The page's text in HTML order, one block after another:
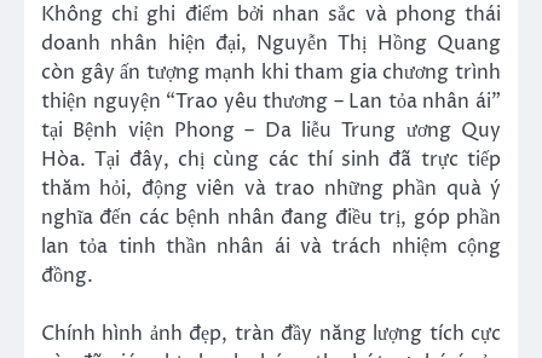
Không chỉ ghi điểm bởi nhan sắc và phong thái
doanh nhân hiện đại, Nguyễn Thị Hồng Quang
còn gây ấn tượng mạnh khi tham gia chương trình
thiện nguyện “Trao yêu thương – Lan tỏa nhân ái”
tại Bệnh viện Phong – Da liễu Trung ương Quy
Hòa. Tại đây, chị cùng các thí sinh đã trực tiếp
thăm hỏi, động viên và trao những phần quà ý
nghĩa đến các bệnh nhân đang điều trị, góp phần
lan tỏa tinh thần nhân ái và trách nhiệm cộng
đồng.
Chính hình ảnh đẹp, tràn đầy năng lượng tích cực